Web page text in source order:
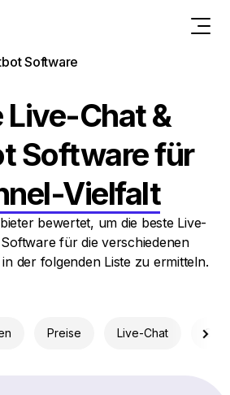
Software
Live-Chat &
Software für
Vielfalt
bewertet, um die beste Live-
für die verschiedenen
der folgenden Liste zu ermitteln.
Preise Live-Chat